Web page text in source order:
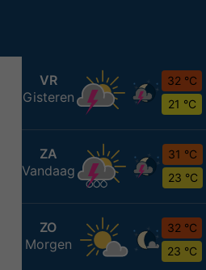
VR
Gisteren
32 °C
21 °C
ZA
Vandaag
31 °C
23 °C
ZO
Morgen
32 °C
23 °C